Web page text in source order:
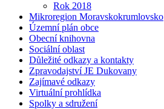
Rok 2018
Mikroregion Moravskokrumlovsko
Územní plán obce
Obecní knihovna
Sociální oblast
Důležité odkazy a kontakty
Zpravodajství JE Dukovany
Zajímavé odkazy
Virtuální prohlídka
Spolky a sdružení